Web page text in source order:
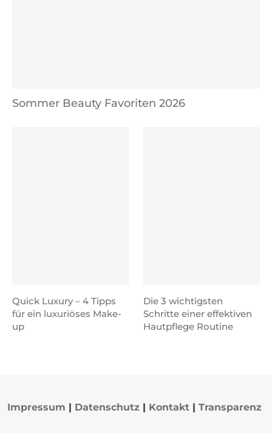
Sommer Beauty Favoriten 2026
Quick Luxury – 4 Tipps
für ein luxuriöses Make-
up
Die 3 wichtigsten
Schritte einer effektiven
Hautpflege Routine
Impressum | Datenschutz | Kontakt | Transparenz